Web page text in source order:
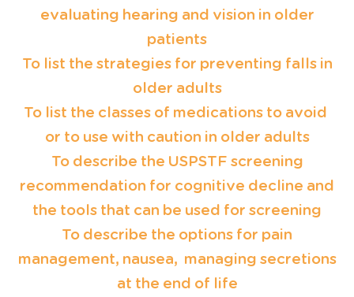
evaluating hearing and vision in older
patients
To list the strategies for preventing falls in
older adults
To list the classes of medications to avoid
or to use with caution in older adults
To describe the USPSTF screening
recommendation for cognitive decline and
the tools that can be used for screening
To describe the options for pain
management, nausea, managing secretions
at the end of life